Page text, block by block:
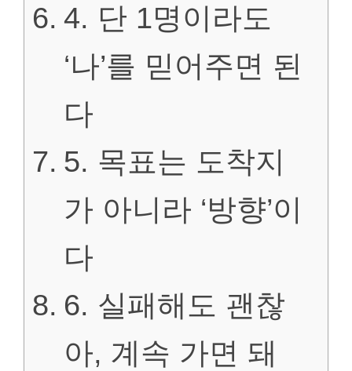
4. 단 1명이라도
‘나’를 믿어주면 된
다
5. 목표는 도착지
가 아니라 ‘방향’이
다
6. 실패해도 괜찮
아, 계속 가면 돼